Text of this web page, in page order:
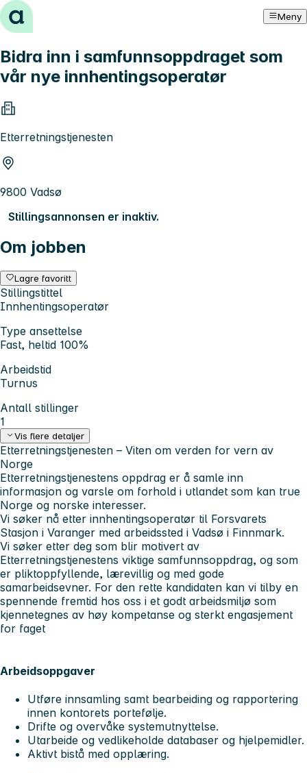
Hopp til innhold Meny
Bidra inn i samfunnsoppdraget som
vår nye innhentingsoperatør
Etterretningstjenesten
9800 Vadsø
Stillingsannonsen er inaktiv.
Om jobben
Lagre favoritt
Stillingstittel
Innhentingsoperatør
Type ansettelse
Fast, heltid 100%
Arbeidstid
Turnus
Antall stillinger
1
Vis flere detaljer
Etterretningstjenesten – Viten om verden for vern av
Norge
Etterretningstjenestens oppdrag er å samle inn
informasjon og varsle om forhold i utlandet som kan true
Norge og norske interesser.
Vi søker nå etter innhentingsoperatør til Forsvarets
Stasjon i Varanger med arbeidssted i Vadsø i Finnmark.
Vi søker etter deg som blir motivert av
Etterretningstjenestens viktige samfunnsoppdrag, og som
er pliktoppfyllende, lærevillig og med gode
samarbeidsevner. For den rette kandidaten kan vi tilby en
spennende fremtid hos oss i et godt arbeidsmiljø som
kjennetegnes av høy kompetanse og sterkt engasjement
for faget
Arbeidsoppgaver
Utføre innsamling samt bearbeiding og rapportering
innen kontorets portefølje.
Drifte og overvåke systemutnyttelse.
Utarbeide og vedlikeholde databaser og hjelpemidler.
Aktivt bistå med opplæring.